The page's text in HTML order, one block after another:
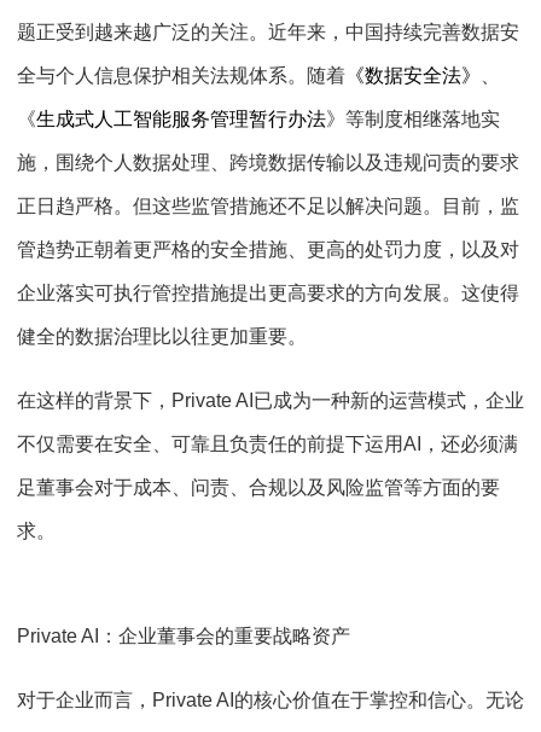
题正受到越来越广泛的关注。近年来，中国持续完善数据安
全与个人信息保护相关法规体系。随着 《数据安全法》
《生成式人工智能服务管理暂行办法》等制度相继落地实
施，围绕个人数据处理、跨境数据传输以及违规问责的要求
正日趋严格。但这些监管措施还不足以解决问题。目前，监
管趋势正朝着更严格的安全措施、更高的处罚力度，以及对
企业落实可执行管控措施提出更高要求的方向发展。这使得
健全的数据治理比以往更加重要。
在这样的背景下，Private AI已成为一种新的运营模式，企业
不仅需要在安全、可靠且负责任的前提下运用AI，还必须满
足董事会对于成本、问责、合规以及风险监管等方面的要
求。
Private AI：企业董事会的重要战略资产
对于企业而言，Private AI的核心价值在于掌控和信心。无论